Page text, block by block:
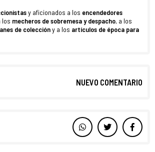
y aficionados a los encendedores
los mecheros de sobremesa y despacho, a los
de coleccióny a los artículos de época para
NUEVO COMENTARIO